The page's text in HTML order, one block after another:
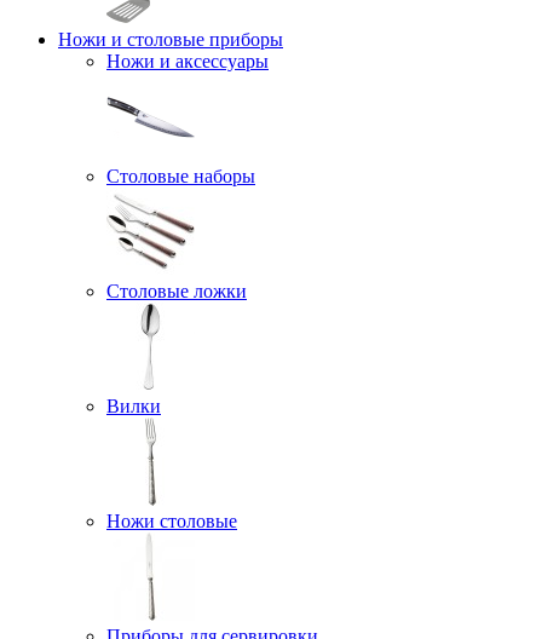
Ножи и столовые приборы
Ножи и аксессуары
Столовые наборы
Столовые ложки
Вилки
Ножи столовые